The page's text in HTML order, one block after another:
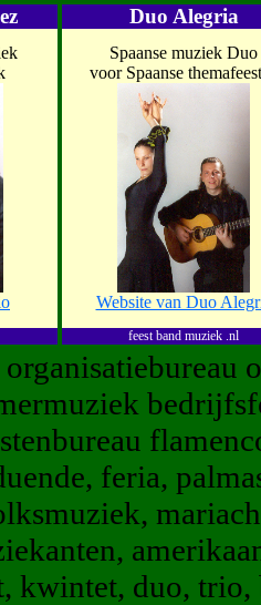
Duo Alegria
Spaanse muziek Duo
voor Spaanse
Website van Duo
feest band muziek .nl
feria,
kwintet, duo,